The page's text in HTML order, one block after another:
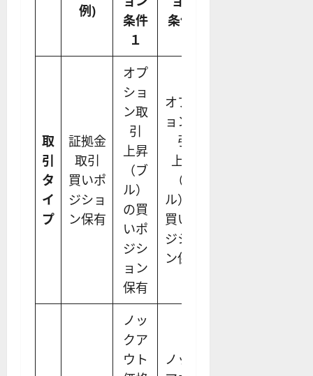
例)
条件
１
条件2
取
引
タ
イ
プ
証拠金
取引
買いポ
ジショ
ン保有
オプ
ショ
ン取
引
上昇
（ブ
ル）
の買
いポ
ジシ
ョン
保有
オプシ
ョン取
引
上昇
（ブ
ル）の
買いポ
ジショ
ン保有
ノッ
クア
ウト
ノック